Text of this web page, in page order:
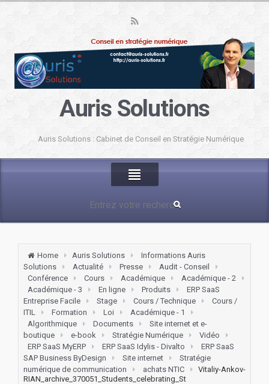
Auris Solutions
Auris Solutions : Cabinet de Conseil en Stratégie Numérique
Home Auris Solutions
Informations Auris
Solutions
Actualité Presse
Audit - Conseil
Conférence
Cours Académique
Académique - 2
Académique - 3
En ligne Produits
ERP SaaS
Entreprise Facile
Stage Cours / Technique
Cours /
ITIL
Formation Loi
Académique - 1
Algorithmique
Documents
Site internet et e-
boutique
e-book Stratégie Numérique
Vidéo
ERP SaaS MyERP
ERP SaaS Idylis - Divalto
ERP SaaS
SAP Business ByDesign
Site internet
Stratégie
numérique de communication
achats NTIC
Vitaliy-Ankov-
RIAN_archive_370051_Students_celebrating_St